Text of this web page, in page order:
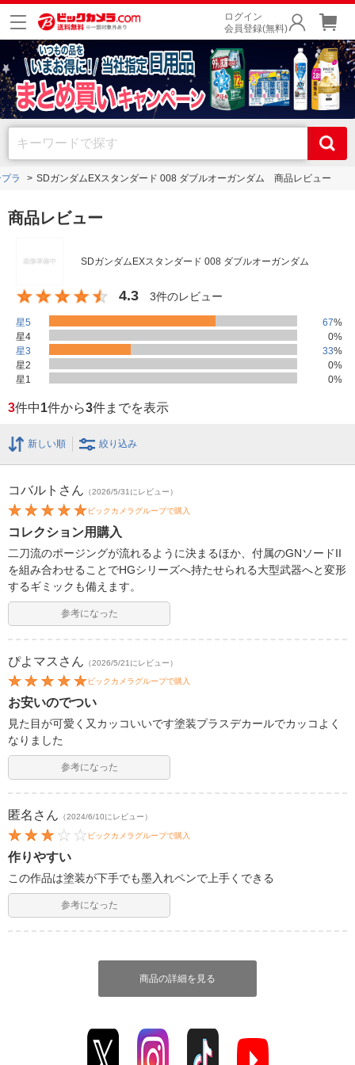
ログイン
会員登録(無料)
ラ SDガンダムEXスタンダード 008 ダブルオーガンダム 商品レビュー
商品レビュー
SDガンダムEXスタンダード 008 ダブルオーガンダム
4.3 3件のレビュー
星5 67%
星4
0%
星3
33%
星2
0%
星1
0%
3件中1件から3件までを表示
新しい順 絞り込み
コバルト さん （2026/5/31にレビュー）
ビックカメラグループで購入
コレクション用購入
二刀流のポージングが流れるように決まるほか、付属のGNソードII
を組み合わせることでHGシリーズへ持たせられる大型武器へと変形
するギミックも備えます。
参考になった
ぴよマス さん （2026/5/21にレビュー）
ビックカメラグループで購入
お安いのでつい
見た目が可愛く又カッコいいです塗装プラスデカールでカッコよく
なりました
参考になった
匿名 さん （2024/6/10にレビュー）
ビックカメラグループで購入
作りやすい
この作品は塗装が下手でも墨入れペンで上手くできる
参考になった
商品の詳細を見る